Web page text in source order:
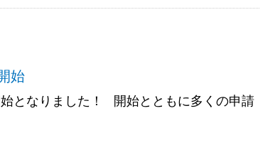
始
となりました！ 開始とともに多くの申請